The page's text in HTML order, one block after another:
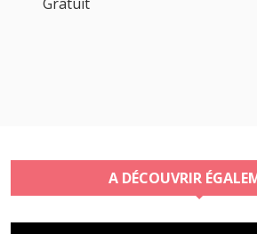
A DÉCOUVRIR